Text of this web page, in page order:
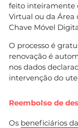
feito inteiramente
Virtual ou da Área
Chave Móvel
O processo é
renovação é
nos dados
intervenção do
Reembolso de
Os beneficiários